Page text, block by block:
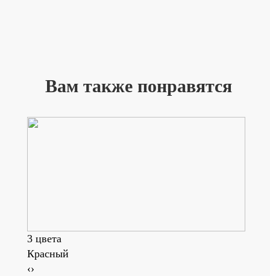
Вам также понравятся
3 цвета
Красный
‹›